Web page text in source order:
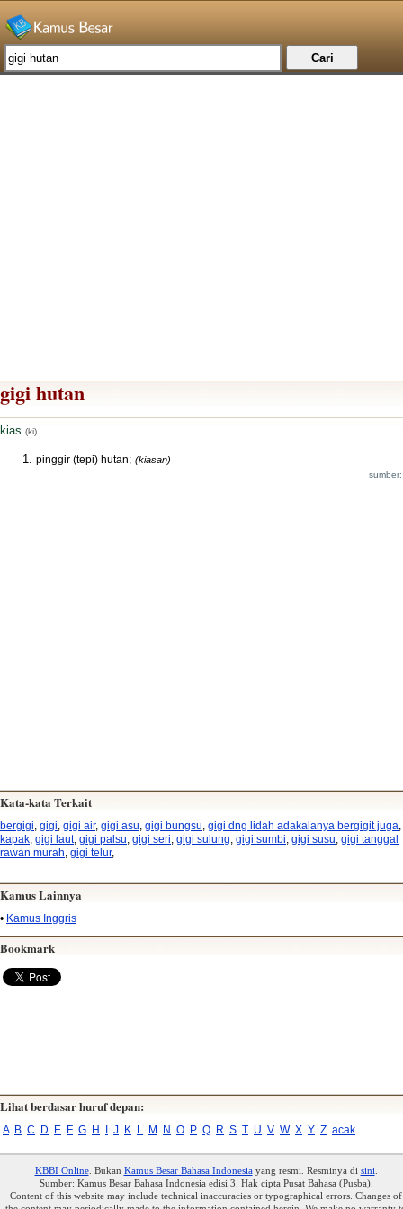
gigi hutan
kias (ki)
pinggir (tepi) hutan; (kiasan)
Kata-kata Terkait
bergigi gigi gigi air, gigi asu gigi bungsu gigi dng lidah adakalanya bergigit juga
kapak gigi laut, gigi palsu gigi seri gigi sulung gigi sumbi gigi susu gigi tanggal
rawan murah gigi telur,
Kamus Lainnya
• Kamus Inggris
Bookmark
Lihat berdasar huruf depan:
A B C D E F G H J K L M N O P Q R S T U V W X Y Z acak
KBBI Online. Bukan Kamus Besar Bahasa Indonesiayang resmi. Resminya di sini
Sumber: Kamus Besar Bahasa Indonesia edisi 3. Hak cipta Pusat Bahasa (Pusba).
Content of this website may include technical inaccuracies or typographical errors. Changes of